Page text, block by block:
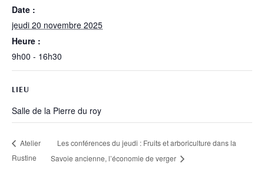
Date :
jeudi 20 novembre 2025
Heure :
9h00 - 16h30
LIEU
Salle de la Pierre du roy
Atelier
Rustine
Les conférences du jeudi : Fruits et arboriculture dans la
Savoie ancienne, l’économie de verger